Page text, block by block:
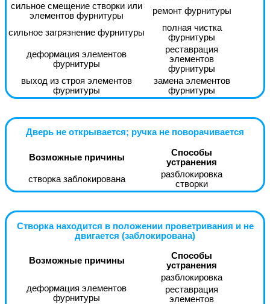
сильное смещение створки или
элементов фурнитуры
ремонт фурнитуры
сильное загрязнение фурнитуры
полная чистка
фурнитуры
деформация элементов
фурнитуры
реставрация
элементов
фурнитуры
выход из строя элементов
фурнитуры
замена элементов
фурнитуры
Дверь не открывается; ручка не поворачивается
Возможные причины
Способы
устранения
створка заблокирована
разблокировка
створки
Створка находится в положении проветривания и не
двигается (заблокирована)
Возможные причины
Способы
устранения
деформация элементов
фурнитуры
разблокировка
реставрация
элементов